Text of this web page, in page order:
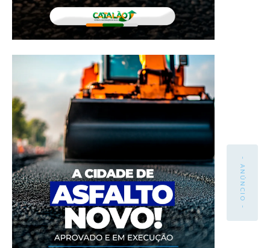
- ANÚNCIO -